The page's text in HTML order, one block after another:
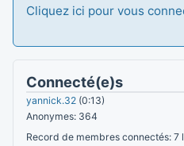
Cliquez ici pour vous
Connecté(e)s
yannick.32 (0:13)
Anonymes: 364
Record de membres connectés: 7